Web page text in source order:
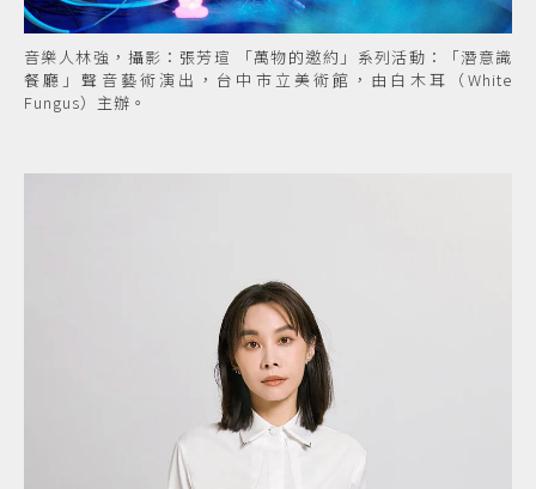
音樂人林強，攝影：張芳瑄 「萬物的邀約」系列活動：「潛意識
餐廳」聲音藝術演出，台中市立美術館，由白木耳（White
Fungus）主辦。